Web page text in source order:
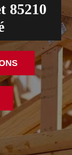
85210